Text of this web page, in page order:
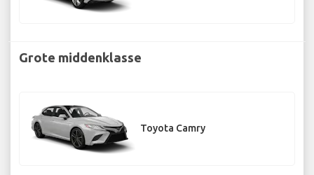
Grote middenklasse
Toyota Camry